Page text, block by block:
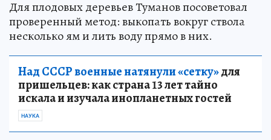
Для плодовых деревьев Туманов посоветовал
проверенный метод: выкопать вокруг ствола
несколько ям и лить воду прямо в них.
Над СССР военные натянули «сетку»для
пришельцев: как страна 13 лет тайно
искала и изучала инопланетных гостей
НАУКА